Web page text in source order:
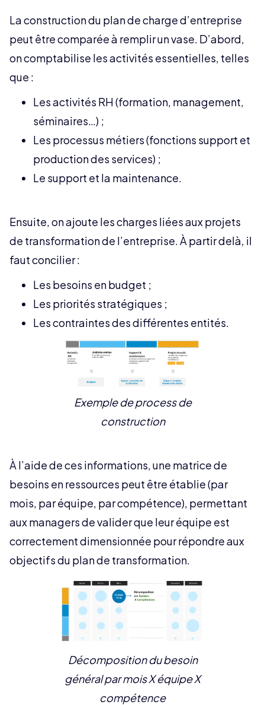
La construction du plan de charge d’entreprise
peut être comparée à remplir un vase. D’abord,
on comptabilise les activités essentielles, telles
que :
Les activités RH (formation, management,
séminaires…) ;
Les processus métiers (fonctions support et
production des services) ;
Le support et la maintenance.
Ensuite, on ajoute les charges liées aux projets
de transformation de l’entreprise. À partir delà, il
faut concilier :
Les besoins en budget ;
Les priorités stratégiques ;
Les contraintes des différentes entités.
Exemple de process de
construction
À l’aide de ces informations, une matrice de
besoins en ressources peut être établie (par
mois, par équipe, par compétence), permettant
aux managers de valider que leur équipe est
correctement dimensionnée pour répondre aux
objectifs du plan de transformation.
Décomposition du besoin
général par mois X équipe X
compétence